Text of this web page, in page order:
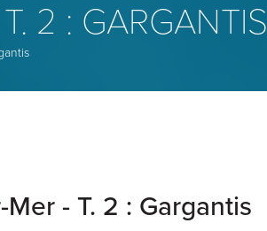
2 : GARGANTIS
- T. 2 : Gargantis